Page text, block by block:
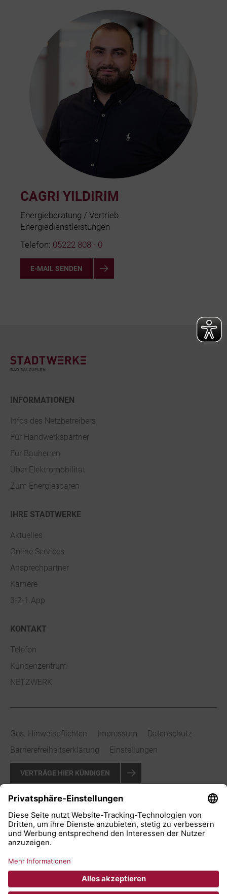
CAGRI YILDIRIM
Energieberatung / Vertrieb
Energiedienstleistungen
Telefon: 05222 808 - 0
E-MAIL SENDEN
INFORMATIONEN
Infos des Netzbetreibers
Für Handwerkspartner
Für Bauherren
Über Elektromobilität
Zum Energiesparen
IHRE STADTWERKE
Aktuelles
Online Services
Ansprechpartner
Karriere
3-2-1.App
KONTAKT
Telefon
Kundenzentrum
NETZWERK
Ges. Hinweispflichten Impressum
Datenschutz
Barrierefreiheitserklärung
Einstellungen
VERTRÄGE HIER KÜNDIGEN
VERTRAG WIDERRUFEN
© 2026 Stadtwerke Bad Salzuflen GmbH